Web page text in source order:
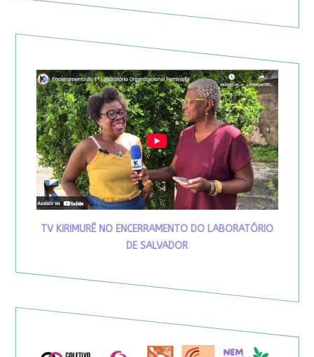
TV KIRIMURÊ NO ENCERRAMENTO DO LABORATÓRIO
DE SALVADOR